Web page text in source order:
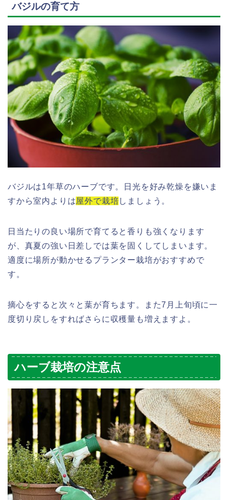
バジルの育て方
バジルは1年草のハーブです。日光を好み乾燥を嫌いま
すから室内よりは屋外で栽培しましょう。
日当たりの良い場所で育てると香りも強くなります
が、真夏の強い日差しでは葉を固くしてしまいます。
適度に場所が動かせるプランター栽培がおすすめで
す。
摘心をすると次々と葉が育ちます。また7月上旬頃に一
度切り戻しをすればさらに収穫量も増えますよ。
ハーブ栽培の注意点